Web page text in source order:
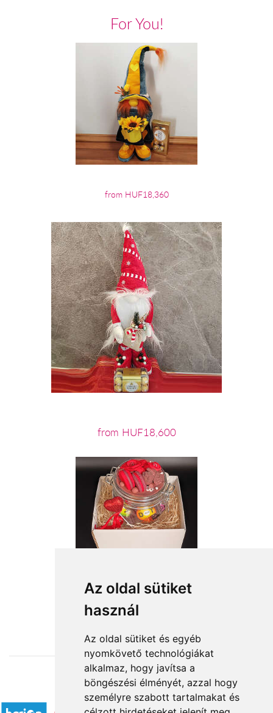
Az oldal sütiket
használ
Az oldal sütiket és egyéb
nyomkövető technológiákat
alkalmaz, hogy javítsa a
böngészési élményét, azzal hogy
személyre szabott tartalmakat és
For You!
from HUF18,360
from HUF18,600
from HUF12,000
Accepted payment methods